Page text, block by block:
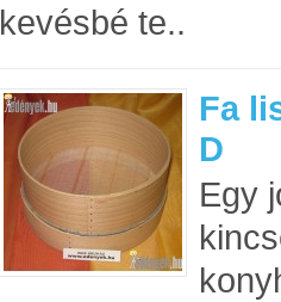
kevésbé te..
Fa
D
Egy